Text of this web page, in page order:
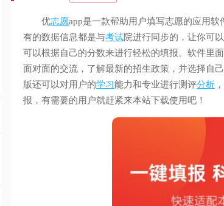
优志愿app是一款帮助用户填写志愿的应用
有的数据信息都是与考试院进行同步的，让你可
可以根据自己的分数来进行轻松的填报。软件里
面对面的交流，了解最新的招生政策，并选择自
版还可以对用户的学习能力和专业进行测评分析
报，有需要的用户就赶紧来本站下载使用吧！